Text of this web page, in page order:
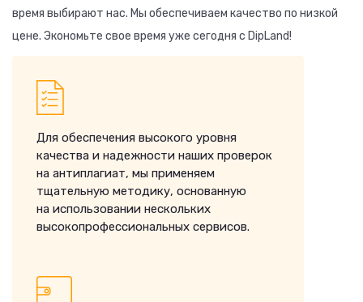
время выбирают нас. Мы обеспечиваем качество по низкой
цене. Экономьте свое время уже сегодня с DipLand!
Для обеспечения высокого уровня
качества и надежности наших проверок
на антиплагиат, мы применяем
тщательную методику, основанную
на использовании нескольких
высокопрофессиональных сервисов.